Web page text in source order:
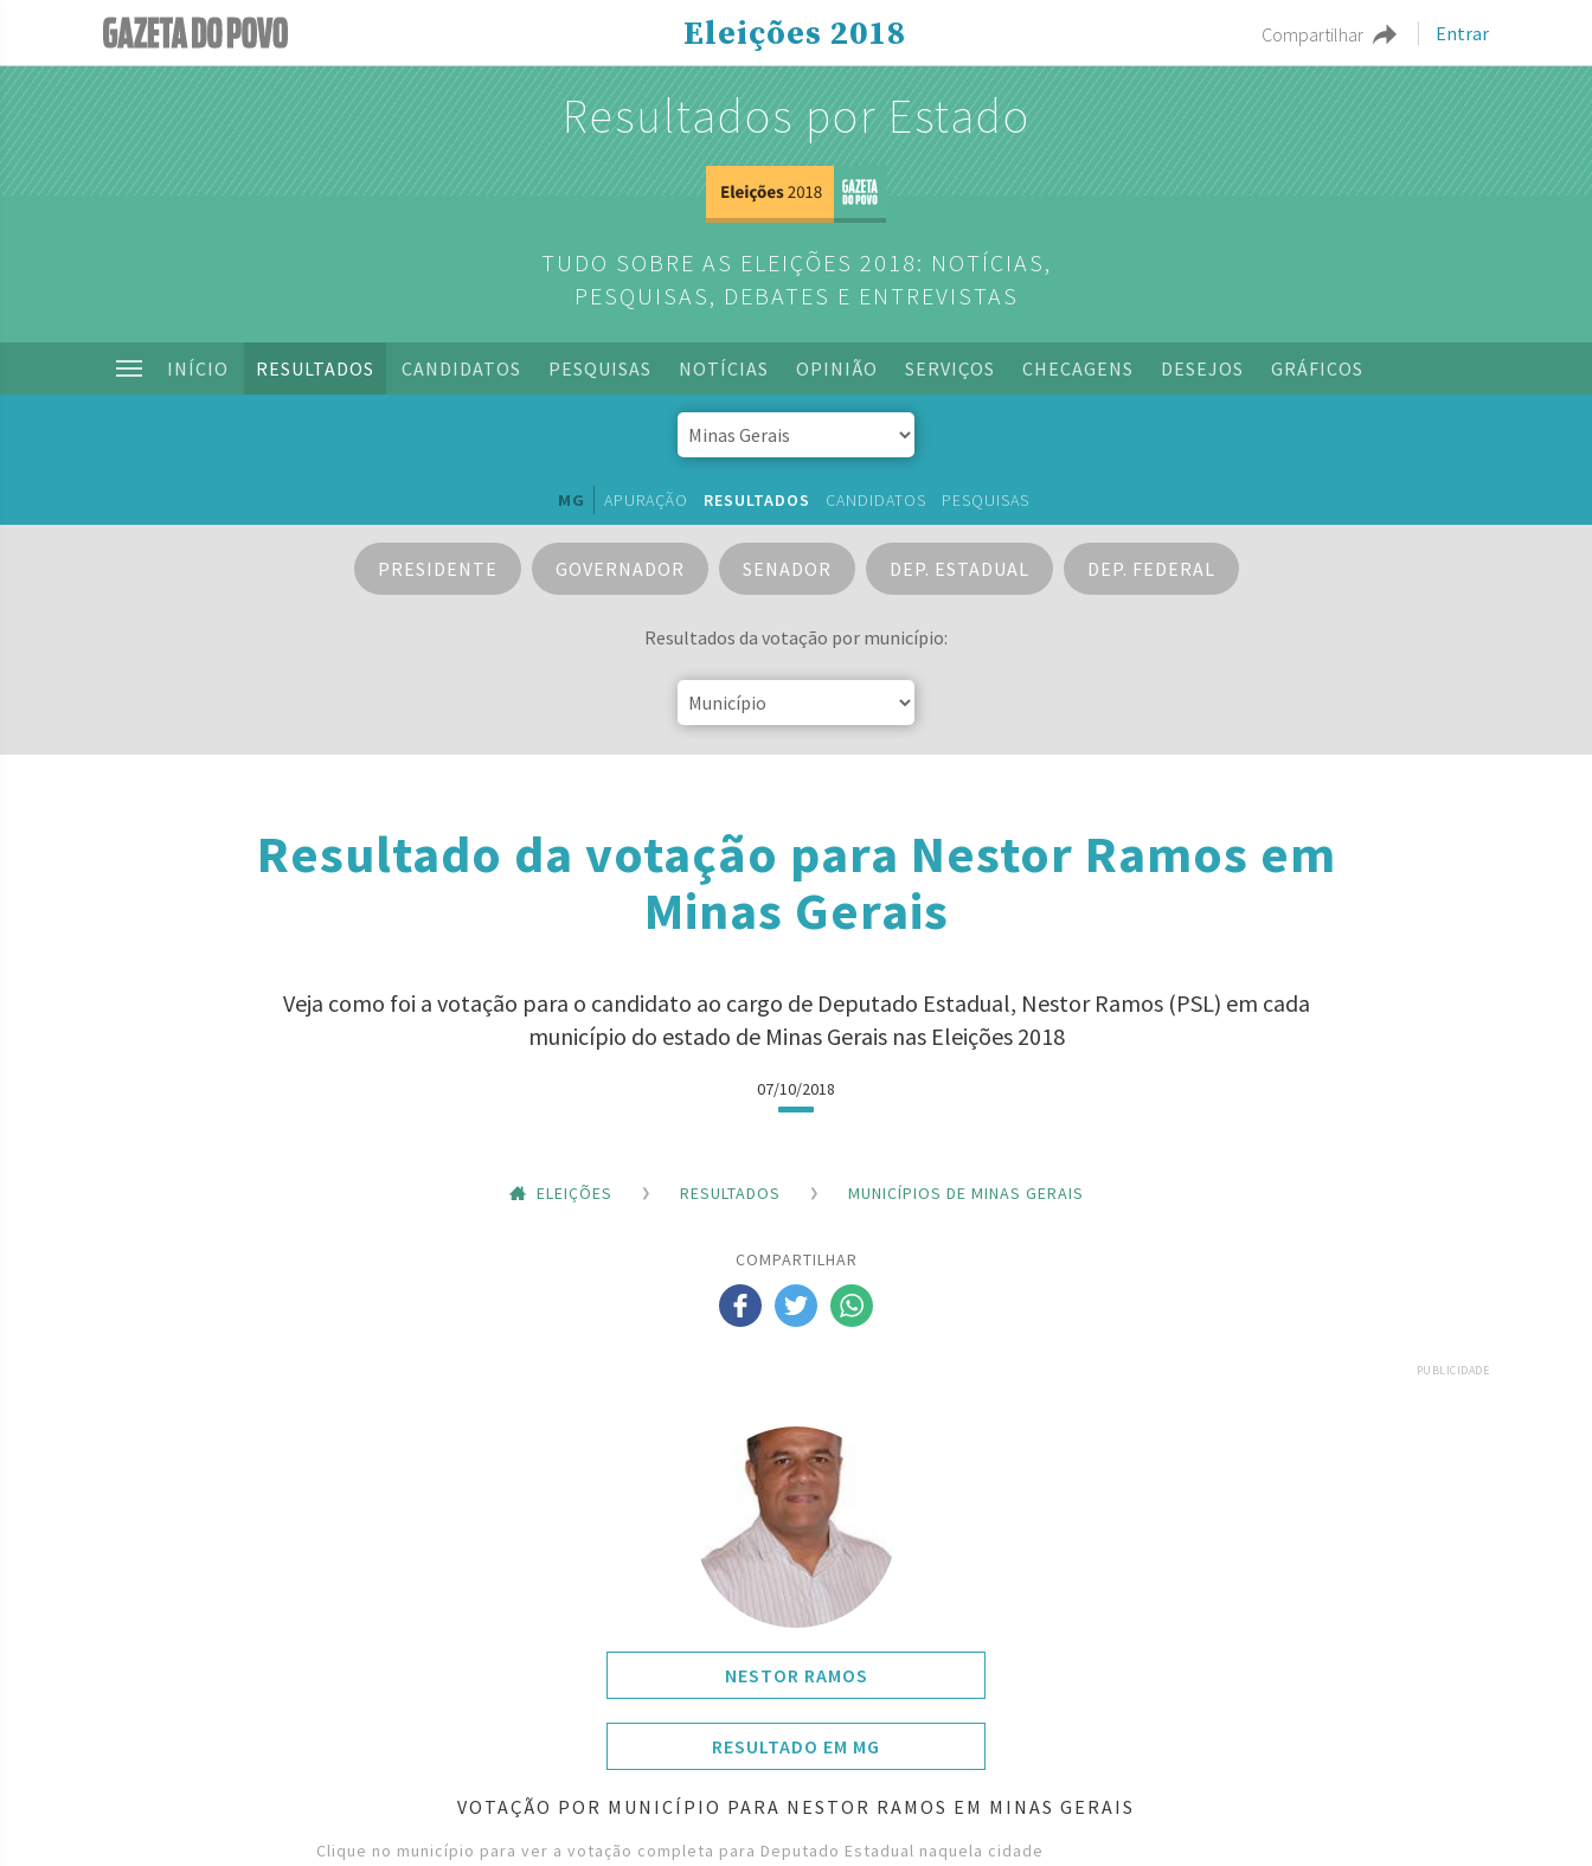
Compartilhar Entrar
Eleições 2018
Resultados por Estado
TUDO SOBRE AS ELEIÇÕES 2018: NOTÍCIAS,
PESQUISAS, DEBATES E ENTREVISTAS
INÍCIO RESULTADOS CANDIDATOS PESQUISAS NOTÍCIAS OPINIÃO SERVIÇOS CHECAGENS DESEJOS GRÁFICOS
MG APURAÇÃO RESULTADOS CANDIDATOS PESQUISAS
PRESIDENTE GOVERNADOR SENADOR DEP. ESTADUAL DEP. FEDERAL
Resultados da votação por município:
Resultado da votação para Nestor Ramos em
Minas Gerais
Veja como foi a votação para o candidato ao cargo de Deputado Estadual, Nestor Ramos (PSL) em cada
município do estado de Minas Gerais nas Eleições 2018
07/10/2018
ELEIÇÕES RESULTADOS MUNICÍPIOS DE MINAS GERAIS
COMPARTILHAR
PUBLICIDADE
NESTOR RAMOS
RESULTADO EM MG
VOTAÇÃO POR MUNICÍPIO PARA NESTOR RAMOS EM MINAS GERAIS
Clique no município para ver a votação completa para Deputado Estadual naquela cidade